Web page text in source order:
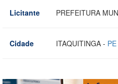
Licitante
PREFEITURA
Cidade ITAQUITINGA - PE